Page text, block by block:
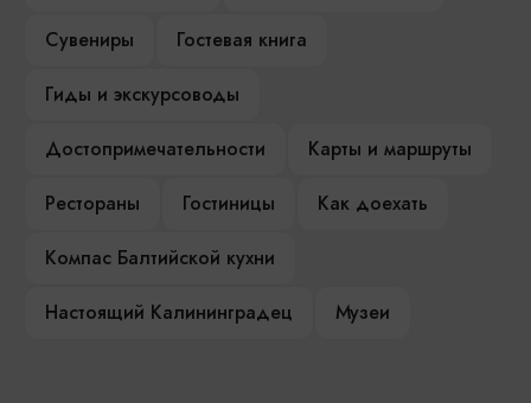
Сувениры
Гостевая книга
Гиды и экскурсоводы
Достопримечательности
Карты и маршруты
Рестораны
Гостиницы
Как доехать
Компас Балтийской кухни
Настоящий Калининградец
Музеи